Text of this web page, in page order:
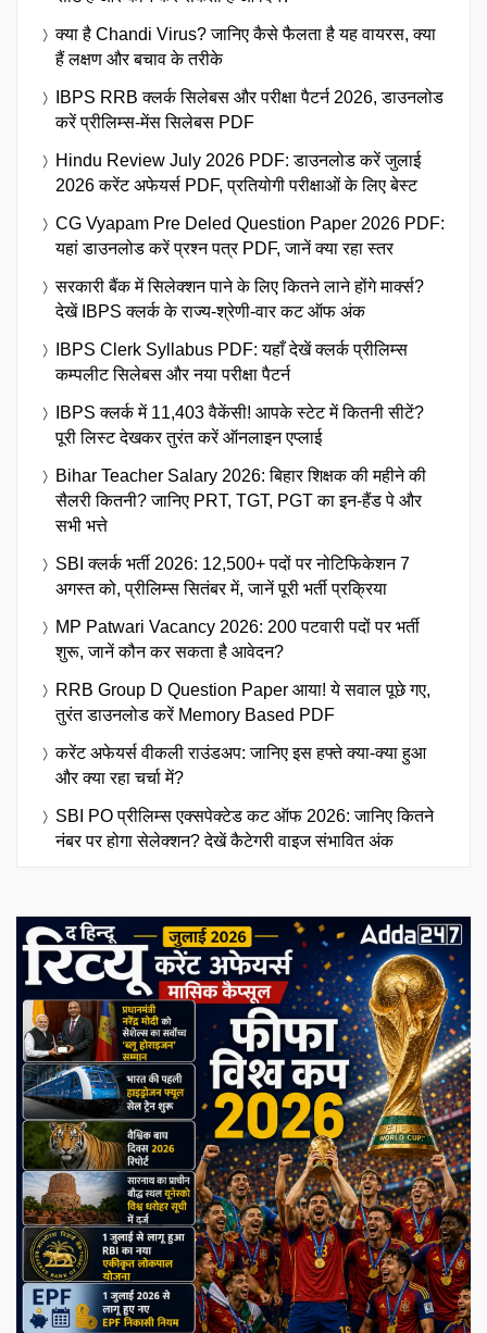
क्या है Chandi Virus? जानिए कैसे फैलता है यह वायरस, क्या
हैं लक्षण और बचाव के तरीके
IBPS RRB क्लर्क सिलेबस और परीक्षा पैटर्न 2026, डाउनलोड
करें प्रीलिम्स-मेंस सिलेबस PDF
Hindu Review July 2026 PDF: डाउनलोड करें जुलाई
2026 करेंट अफेयर्स PDF, प्रतियोगी परीक्षाओं के लिए बेस्ट
CG Vyapam Pre Deled Question Paper 2026 PDF:
यहां डाउनलोड करें प्रश्न पत्र PDF, जानें क्या रहा स्तर
सरकारी बैंक में सिलेक्शन पाने के लिए कितने लाने होंगे मार्क्स?
देखें IBPS क्लर्क के राज्य-श्रेणी-वार कट ऑफ अंक
IBPS Clerk Syllabus PDF: यहाँ देखें क्लर्क प्रीलिम्स
कम्पलीट सिलेबस और नया परीक्षा पैटर्न
IBPS क्लर्क में 11,403 वैकेंसी! आपके स्टेट में कितनी सीटें?
पूरी लिस्ट देखकर तुरंत करें ऑनलाइन एप्लाई
Bihar Teacher Salary 2026: बिहार शिक्षक की महीने की
सैलरी कितनी? जानिए PRT, TGT, PGT का इन-हैंड पे और
सभी भत्ते
SBI क्लर्क भर्ती 2026: 12,500+ पदों पर नोटिफिकेशन 7
अगस्त को, प्रीलिम्स सितंबर में, जानें पूरी भर्ती प्रक्रिया
MP Patwari Vacancy 2026: 200 पटवारी पदों पर भर्ती
शुरू, जानें कौन कर सकता है आवेदन?
RRB Group D Question Paper आया! ये सवाल पूछे गए,
तुरंत डाउनलोड करें Memory Based PDF
करेंट अफेयर्स वीकली राउंडअप: जानिए इस हफ्ते क्या-क्या हुआ
और क्या रहा चर्चा में?
SBI PO प्रीलिम्स एक्सपेक्टेड कट ऑफ 2026: जानिए कितने
नंबर पर होगा सेलेक्शन? देखें कैटेगरी वाइज संभावित अंक